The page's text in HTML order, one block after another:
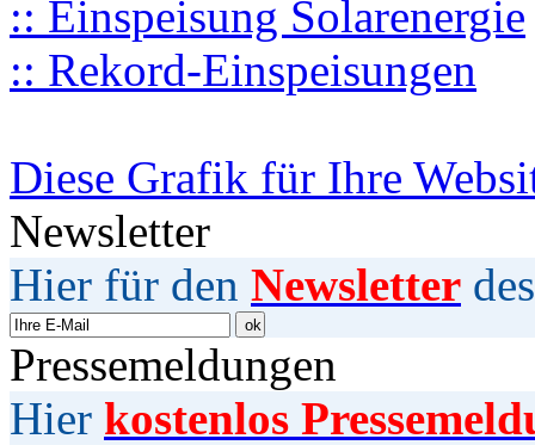
:: Einspeisung Solarenergie
:: Rekord-Einspeisungen
Diese Grafik für Ihre
Newsletter
Hier für den Newsletter
Pressemeldungen
Hier kostenlos